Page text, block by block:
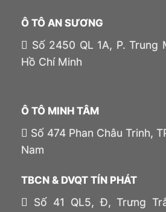
Ô TÔ AN SƯƠNG
Số 2450 QL 1A, P. Trung
Hồ Chí Minh
Ô TÔ MINH TÂM
Số 474 Phan Châu Trinh,
Nam
TBCN & DVQT TÍN PHÁT
Số 41 QL5, Đ, Trưng